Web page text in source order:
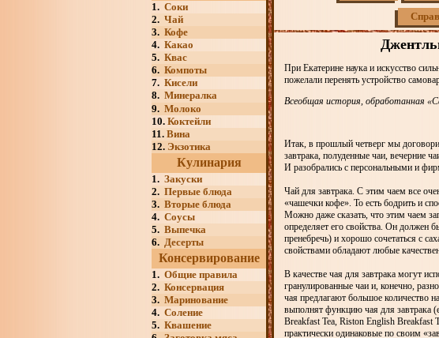
1. Соки
2. Чай
3. Кофе
4. Какао
5. Квас
6. Компоты
7. Кисели
8. Минералка
9. Молоко
10. Коктейли
11. Вина
12. Экзотика
Кулинария
1. Закуски
2. Первые блюда
3. Вторые блюда
4. Соусы
5. Выпечка
6. Десерты
Консервирование
1. Общие правила
2. Консервация
3. Маринование
4. Соление
5. Квашение
При Екатерине наука и искусство
пожелали перенять устройство
Всеобщая история, обработанная
Итак, в прошлый четверг мы
завтрака, полуденные чаи, вечерние
И разобрались с персональными и
Чай для завтрака. С этим чаем все
«чашечки кофе». То есть бодрить и
Можно даже сказать, что этим чаем
определяет его свойства. Он
пренебречь) и хорошо сочетаться с
свойствами обладают любые
В качестве чая для завтрака могут
гранулированные чаи и, конечно,
чая предлагают большое количество
выполнят функцию чая для завтрака
Breakfast Tea, Riston English Breakfast
практически одинаковые по своим